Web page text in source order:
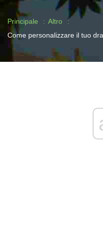
Principale
Altro
Come personalizzare il tuo